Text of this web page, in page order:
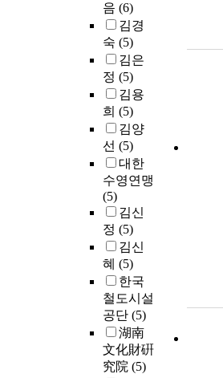
음 (6)
김경
숙 (5)
김은
정 (5)
김용
희 (5)
김양
선 (5)
대한
수영연맹
(5)
김신
정 (5)
김신
혜 (5)
한국
철도시설
공단 (5)
湖南
文化財硏
究院 (5)